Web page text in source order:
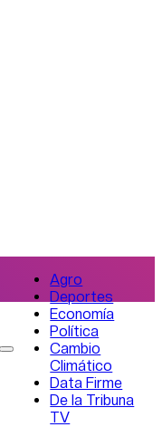
Agro
Deportes
Economía
Política
Cambio
Climático
Data Firme
De la Tribuna
TV